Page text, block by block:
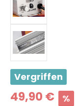
Vergriffen
Verkaufspreis:
49,90 € %